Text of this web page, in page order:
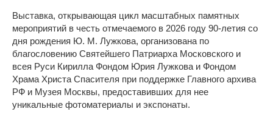
Выставка, открывающая цикл масштабных памятных
мероприятий в честь отмечаемого в 2026 году 90-летия со
дня рождения Ю. М. Лужкова, организована по
благословению Святейшего Патриарха Московского и
всея Руси Кирилла Фондом Юрия Лужкова и Фондом
Храма Христа Спасителя при поддержке Главного архива
РФ и Музея Москвы, предоставивших для нее
уникальные фотоматериалы и экспонаты.